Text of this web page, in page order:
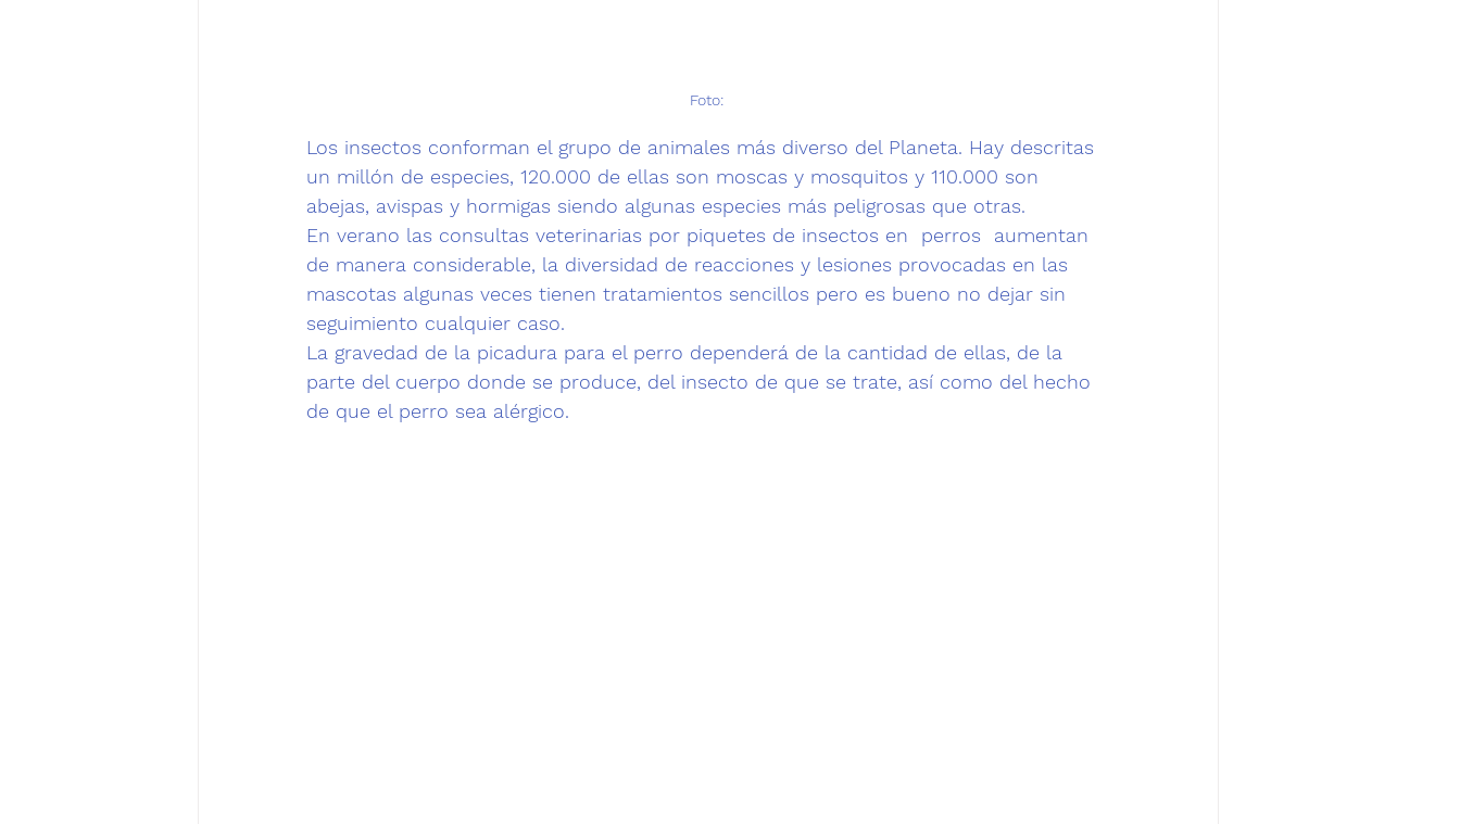
Foto:
Los insectos conforman el grupo de animales más diverso del Planeta. Hay descritas
un millón de especies, 120.000 de ellas son moscas y mosquitos y 110.000 son
abejas, avispas y hormigas siendo algunas especies más peligrosas que otras.
En verano las consultas veterinarias por piquetes de insectos en  perros
aumentan
de manera considerable, la diversidad de reacciones y lesiones provocadas en las
mascotas algunas veces tienen tratamientos sencillos pero es bueno no dejar sin
seguimiento cualquier caso.
La gravedad de la picadura para el perro dependerá de la cantidad de ellas, de la
parte del cuerpo donde se produce, del insecto de que se trate, así como del hecho
de que el perro sea alérgico.